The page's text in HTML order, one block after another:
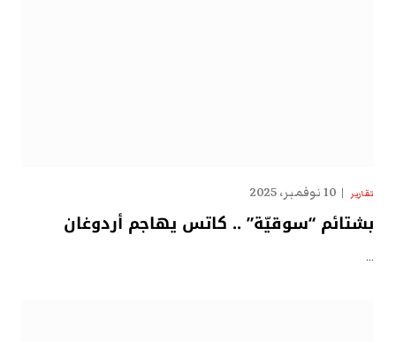
تقارير 10 نوفمبر، 2025
بشتائم “سوقيّة” .. كاتس يهاجم أردوغان
…